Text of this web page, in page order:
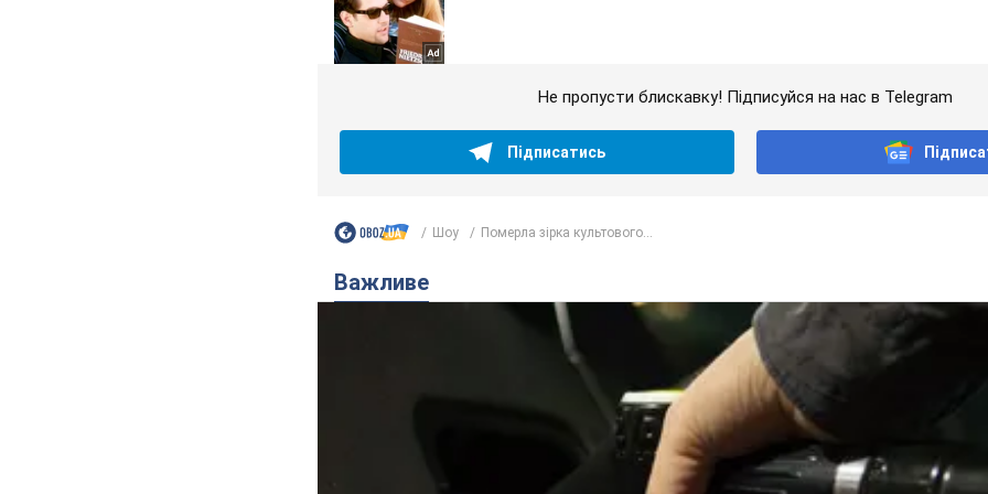
Не пропусти блискавку! Підписуйся на нас в Telegram
Підписатись
Шоу Померла зірка культового...
Важливе